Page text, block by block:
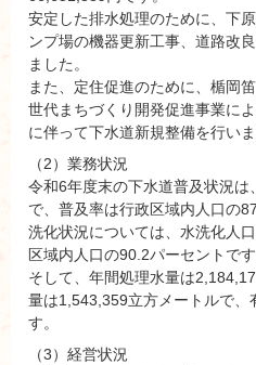
安定した排水処理のために、下
ンプ場の機器更新工事、道路改
ました。
また、定住促進のために、楯岡
世代まちづくり開発促進事業に
に伴って下水道新規整備を行いま
（2）業務状況
令和6年度末の下水道普及状況は
で、普及率は行政区域内人口の
洗化状況については、水洗化人
区域内人口の90.2パーセントです
そして、年間処理水量は
量は1,543,359立方メートルで
す。
（3）経営状況